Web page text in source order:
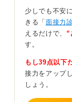
官の意図の表
結果が出るま
が大切です。
0
少しでも不安
きる「 面接力
えるだけで、 “
す。
もし39点以下
接力をアップ
しょう。